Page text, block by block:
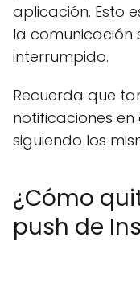
aplicación. Esto
la comunicación
interrumpido.
Recuerda que
notificaciones
siguiendo los
¿Cómo
push de